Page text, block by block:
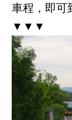
車程，即可
▼▼▼